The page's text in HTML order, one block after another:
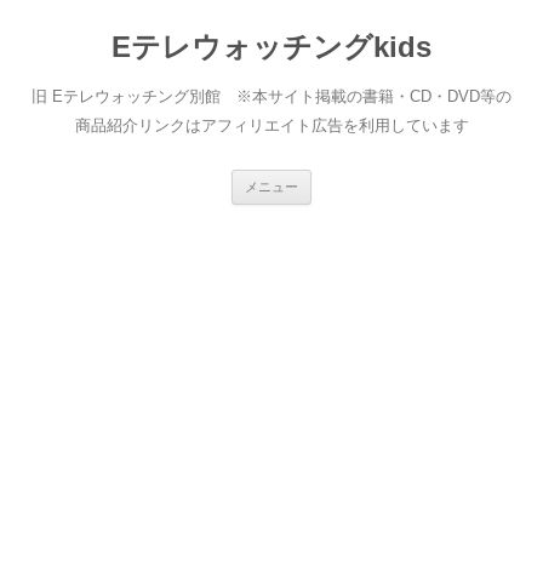
Eテレウォッチングkids
旧 Eテレウォッチング別館 ※本サイト掲載の書籍・CD・DVD等の
商品紹介リンクはアフィリエイト広告を利用しています
メニュー